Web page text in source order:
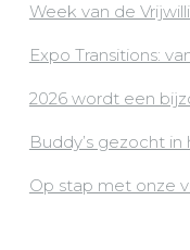
Week van de
Expo Transitions:
2026 wordt een
Buddy’s gezocht
Op stap met onze